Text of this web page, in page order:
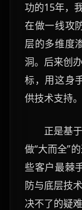
功的15年，
在做一线攻
层的多维度
洞。后来创
标，用这身
供技术支持。
正是基
做“大而全”
些客户最棘
防与底层技
决不了的疑难